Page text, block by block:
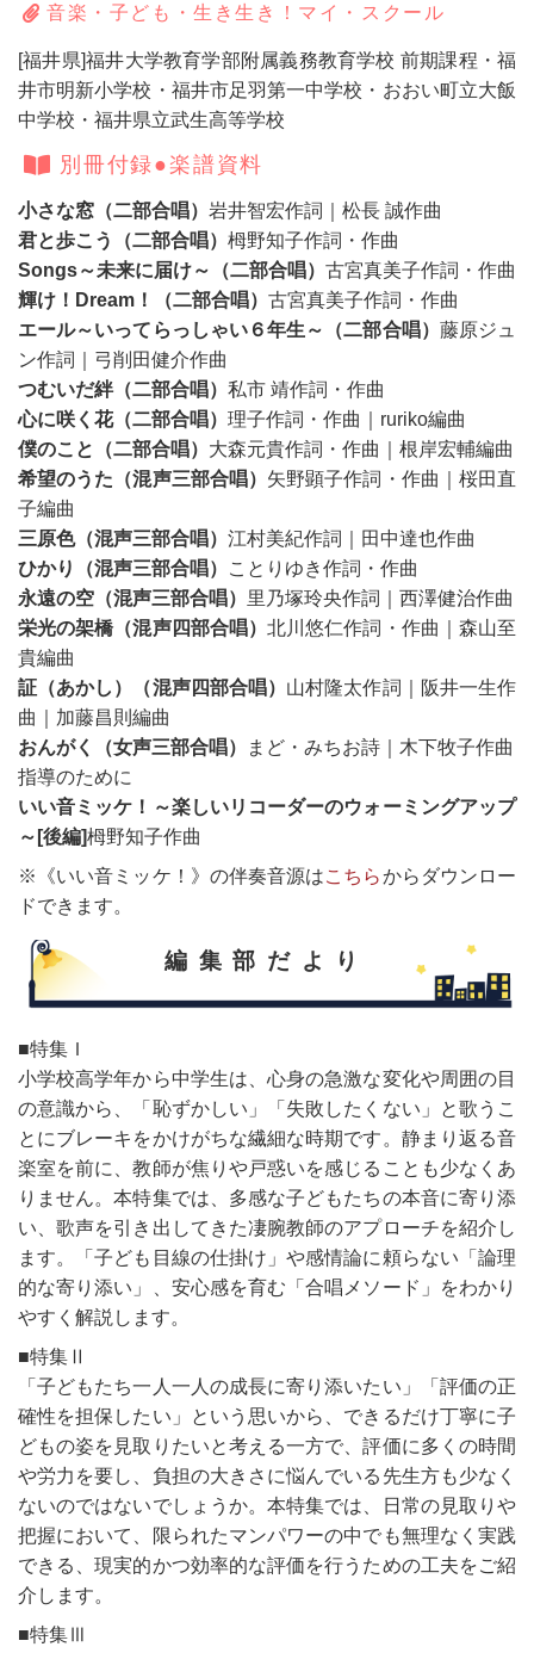
音楽・子ども・生き生き！マイ・スクール
[福井県]福井大学教育学部附属義務教育学校 前期課程・福
井市明新小学校・福井市足羽第一中学校・おおい町立大飯
中学校・福井県立武生高等学校
別冊付録●楽譜資料
小さな窓（二部合唱） 岩井智宏作詞｜松長 誠作曲
君と歩こう（二部合唱） 栂野知子作詞・作曲
Songs～未来に届け～（二部合唱） 古宮真美子作詞・作曲
輝け！Dream！（二部合唱） 古宮真美子作詞・作曲
エール～いってらっしゃい６年生～（二部合唱） 藤原ジュ
ン作詞｜弓削田健介作曲
つむいだ絆（二部合唱） 私市 靖作詞・作曲
心に咲く花（二部合唱） 理子作詞・作曲｜ruriko編曲
僕のこと（二部合唱） 大森元貴作詞・作曲｜根岸宏輔編曲
希望のうた（混声三部合唱） 矢野顕子作詞・作曲｜桜田直
子編曲
三原色（混声三部合唱） 江村美紀作詞｜田中達也作曲
ひかり（混声三部合唱）
ことりゆき作詞・作曲
永遠の空（混声三部合唱） 里乃塚玲央作詞｜西澤健治作曲
栄光の架橋（混声四部合唱）北川悠仁作詞・作曲｜森山至
貴編曲
証（あかし）（混声四部合唱） 山村隆太作詞｜阪井一生作
曲｜加藤昌則編曲
おんがく（女声三部合唱）
まど・みちお詩｜木下牧子作曲
指導のために
いい音ミッケ！～楽しいリコーダーのウォーミングアップ
～[後編]栂野知子作曲
※《いい音ミッケ！》の伴奏音源はこちらからダウンロー
ドできます。
編集部だより
■特集Ｉ
小学校高学年から中学生は、心身の急激な変化や周囲の目
の意識から、「恥ずかしい」「失敗したくない」と歌うこ
とにブレーキをかけがちな繊細な時期です。静まり返る音
楽室を前に、教師が焦りや戸惑いを感じることも少なくあ
りません。本特集では、多感な子どもたちの本音に寄り添
い、歌声を引き出してきた凄腕教師のアプローチを紹介し
ます。「子ども目線の仕掛け」や感情論に頼らない「論理
的な寄り添い」、安心感を育む「合唱メソード」をわかり
やすく解説します。
■特集Ⅱ
「子どもたち一人一人の成長に寄り添いたい」「評価の正
確性を担保したい」という思いから、できるだけ丁寧に子
どもの姿を見取りたいと考える一方で、評価に多くの時間
や労力を要し、負担の大きさに悩んでいる先生方も少なく
ないのではないでしょうか。本特集では、日常の見取りや
把握において、限られたマンパワーの中でも無理なく実践
できる、現実的かつ効率的な評価を行うための工夫をご紹
介します。
■特集Ⅲ